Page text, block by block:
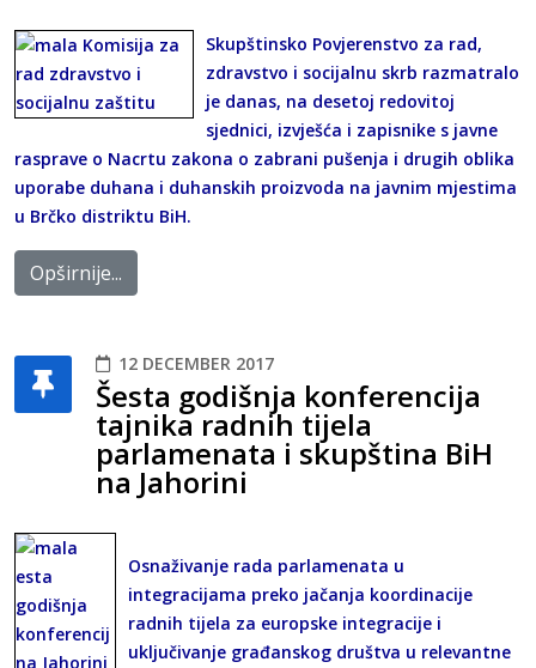
Skupštinsko Povjerenstvo za rad,
zdravstvo i socijalnu skrb razmatralo
je danas, na desetoj redovitoj
sjednici, izvješća i zapisnike s javne
rasprave o Nacrtu zakona o zabrani pušenja i drugih oblika
uporabe duhana i duhanskih proizvoda na javnim mjestima
u Brčko distriktu BiH.
Opširnije...
12 DECEMBER 2017
Šesta godišnja konferencija
tajnika radnih tijela
parlamenata i skupština BiH
na Jahorini
Osnaživanje rada parlamenata u
integracijama preko jačanja koordinacije
radnih tijela za europske integracije i
uključivanje građanskog društva u relevantne